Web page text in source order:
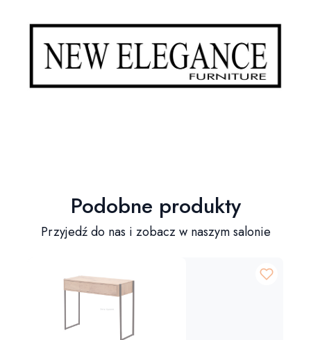
Podobne produkty
Przyjedź do nas i zobacz w naszym salonie